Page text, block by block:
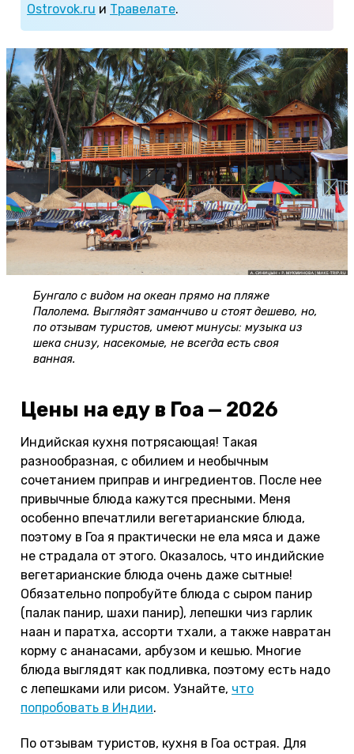
Ostrovok.ru и Травелате.
Бунгало с видом на океан прямо на пляже
Палолема. Выглядят заманчиво и стоят дешево, но,
по отзывам туристов, имеют минусы: музыка из
шека снизу, насекомые, не всегда есть своя
ванная.
Цены на еду в Гоа — 2026
Индийская кухня потрясающая! Такая
разнообразная, с обилием и необычным
сочетанием приправ и ингредиентов. После нее
привычные блюда кажутся пресными. Меня
особенно впечатлили вегетарианские блюда,
поэтому в Гоа я практически не ела мяса и даже
не страдала от этого. Оказалось, что индийские
вегетарианские блюда очень даже сытные!
Обязательно попробуйте блюда с сыром панир
(палак панир, шахи панир), лепешки чиз гарлик
наан и паратха, ассорти тхали, а также навратан
корму с ананасами, арбузом и кешью. Многие
блюда выглядят как подливка, поэтому есть надо
с лепешками или рисом. Узнайте, что
попробовать в Индии.
По отзывам туристов, кухня в Гоа острая. Для